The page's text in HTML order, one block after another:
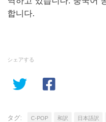
합니다.
シェアする
タグ: C-POP 和訳 日本語訳